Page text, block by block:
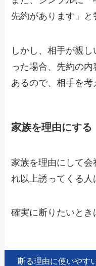
先約があります」と
しかし、相手が親
った場合、先約の
あるので、相手を考
家族を理由にする
家族を理由にして
れ以上誘ってくる人
確実に断りたいとき
断る理由に使いやす